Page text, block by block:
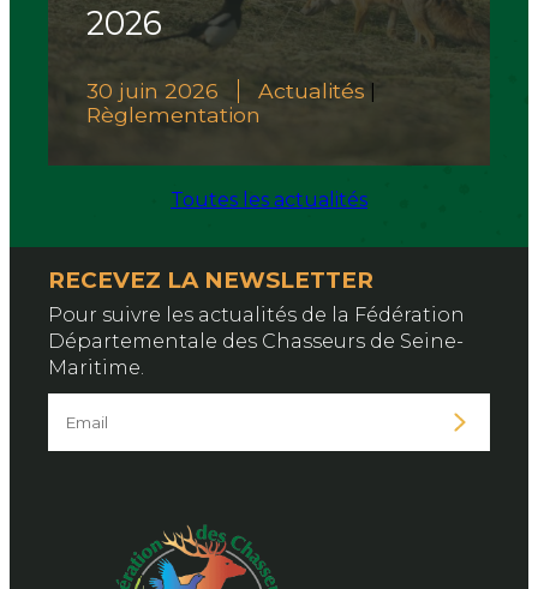
2026
30 juin 2026 Actualités
Règlementation
Toutes les actualités
RECEVEZ LA NEWSLETTER
Pour suivre les actualités de la Fédération
Départementale des Chasseurs de Seine-
Maritime.